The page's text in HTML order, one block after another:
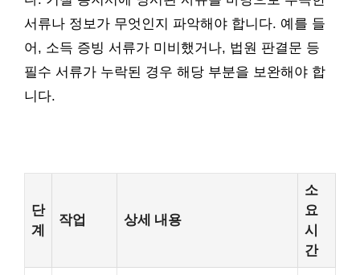
서류나 정보가 무엇인지 파악해야 합니다. 예를 들
어, 소득 증빙 서류가 미비했거나, 법원 판결문 등
필수 서류가 누락된 경우 해당 부분을 보완해야 합
니다.
단
계
작업 상세 내용
소
요
시
간